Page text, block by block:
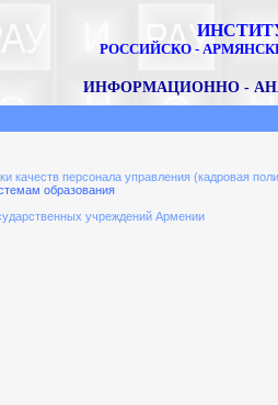
РОССИЙСКО -
ИНФОРМАЦИОННО -
качеств персонала управления (кадровая
образования
учреждений Армении